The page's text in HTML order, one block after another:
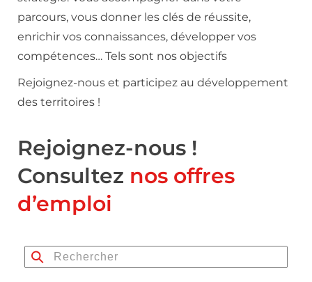
parcours, vous donner les clés de réussite,
enrichir vos connaissances, développer vos
compétences… Tels sont nos objectifs
Rejoignez-nous et participez au développement
des territoires !
Rejoignez-nous !
Consultez nos offres
d’emploi